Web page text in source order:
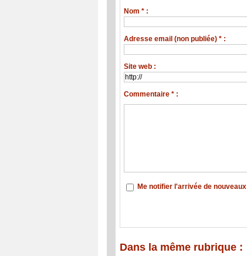
Nom * :
Adresse email (non publiée) * :
Site web :
Commentaire * :
Me notifier l'arrivée de
Dans la même rubrique :